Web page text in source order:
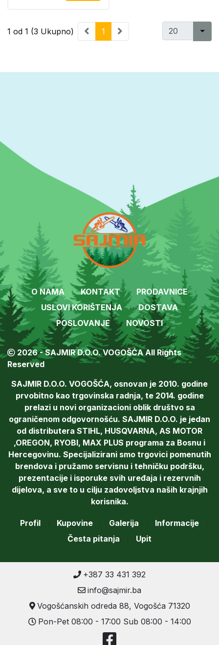
1 od 1 (3 Ukupno) 1
O NAMA KONTAKT
PRODAVNICE
USLOVI KORIŠTENJA
DOSTAVA
POSLOVANJE
NOVOSTI
2026 - SAJMIR D.O.O. VOGOŠĆA All Rights
Reserved
SAJMIR D.O.O. VOGOŠĆA, osnovan je 2010. godine
prvobitno kao trgovinska radnja, te 2014. godine
prelazi u novi organizacioni oblik društvo sa
ograničenom odgovornošću. SAJMIR D.O.O. je jedan
od distributera STIHL, HUSQVARNA, AS MOTOR
,OREGON, RYOBI, MAX PLUS programa za Bosnu i
Hercegovinu. Specijalizirani smo trgovici pomenutih
brendova i pružamo servisnu i tehničku podršku,
prezentacije i isporuke svih uređaja i rezervnih
dijelova, a sve to u cilju zadovoljstva naših krajnjih
korisnika.
Profil Kupovine Galerija
Informacije
Česta pitanja
Upit
+387 33 431 392
info@sajmir.ba
Vogošćanskih odreda 88, Vogošća 71320
Pon-Pet 08:00 - 17:00 Sub 08:00 - 14:00